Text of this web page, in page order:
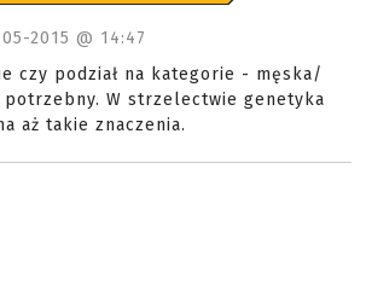
2015 @ 14:47
czy podział na kategorie - męska/
potrzebny. W strzelectwie genetyka
aż takie znaczenia.